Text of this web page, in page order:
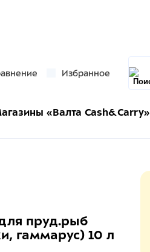
Избранное
«Валта Cash&Carry»
пруд.рыб
гаммарус) 10 л